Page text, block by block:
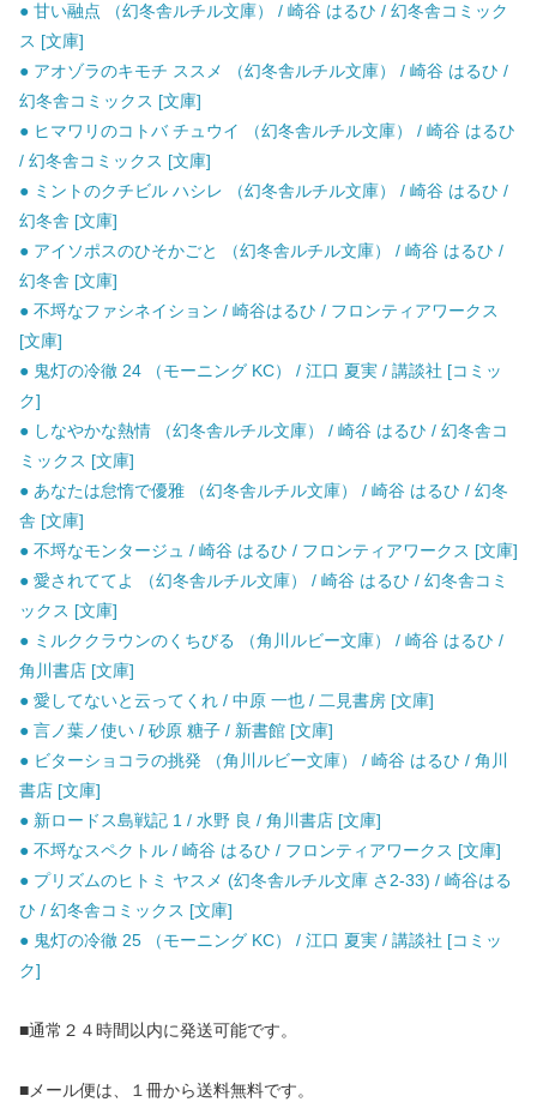
● 甘い融点 （幻冬舎ルチル文庫） / 崎谷 はるひ / 幻冬舎コミック
ス [文庫]
● アオゾラのキモチ ススメ （幻冬舎ルチル文庫） / 崎谷 はるひ /
幻冬舎コミックス [文庫]
● ヒマワリのコトバ チュウイ （幻冬舎ルチル文庫） / 崎谷 はるひ
/ 幻冬舎コミックス [文庫]
● ミントのクチビル ハシレ （幻冬舎ルチル文庫） / 崎谷 はるひ /
幻冬舎 [文庫]
● アイソポスのひそかごと （幻冬舎ルチル文庫） / 崎谷 はるひ /
幻冬舎 [文庫]
● 不埒なファシネイション / 崎谷はるひ / フロンティアワークス
[文庫]
● 鬼灯の冷徹 24 （モーニング KC） / 江口 夏実 / 講談社 [コミッ
ク]
● しなやかな熱情 （幻冬舎ルチル文庫） / 崎谷 はるひ / 幻冬舎コ
ミックス [文庫]
● あなたは怠惰で優雅 （幻冬舎ルチル文庫） / 崎谷 はるひ / 幻冬
舎 [文庫]
● 不埒なモンタージュ / 崎谷 はるひ / フロンティアワークス [文庫]
● 愛されててよ （幻冬舎ルチル文庫） / 崎谷 はるひ / 幻冬舎コミ
ックス [文庫]
● ミルククラウンのくちびる （角川ルビー文庫） / 崎谷 はるひ /
角川書店 [文庫]
● 愛してないと云ってくれ / 中原 一也 / 二見書房 [文庫]
● 言ノ葉ノ使い / 砂原 糖子 / 新書館 [文庫]
● ビターショコラの挑発 （角川ルビー文庫） / 崎谷 はるひ / 角川
書店 [文庫]
● 新ロードス島戦記 1 / 水野 良 / 角川書店 [文庫]
● 不埒なスペクトル / 崎谷 はるひ / フロンティアワークス [文庫]
● プリズムのヒトミ ヤスメ (幻冬舎ルチル文庫 さ2-33) / 崎谷はる
ひ / 幻冬舎コミックス [文庫]
● 鬼灯の冷徹 25 （モーニング KC） / 江口 夏実 / 講談社 [コミッ
ク]
■通常２４時間以内に発送可能です。
■メール便は、１冊から送料無料です。